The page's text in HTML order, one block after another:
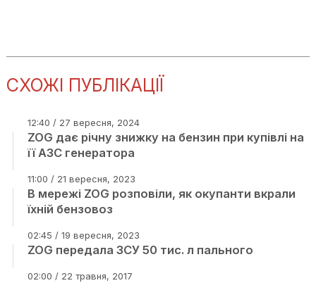
СХОЖІ ПУБЛІКАЦІЇ
12:40 / 27 вересня, 2024
ZOG дає річну знижку на бензин при купівлі на
її АЗС генератора
11:00 / 21 вересня, 2023
В мережі ZOG розповіли, як окупанти вкрали
їхній бензовоз
02:45 / 19 вересня, 2023
ZOG передала ЗСУ 50 тис. л пального
02:00 / 22 травня, 2017